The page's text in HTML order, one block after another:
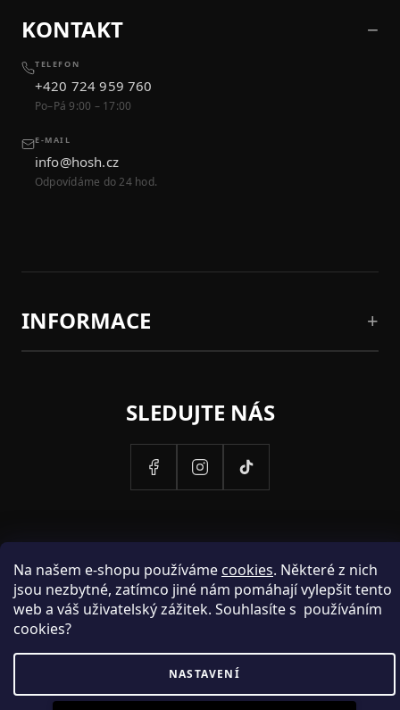
Na našem e-shopu používáme cookies. Některé z nich
jsou nezbytné, zatímco jiné nám pomáhají vylepšit tento
web a váš uživatelský zážitek. Souhlasíte s používáním
cookies?
NASTAVENÍ
KONTAKT
TELEFON
+420 724 959 760
Po–Pá 9:00 – 17:00
E-MAIL
info@hosh.cz
Odpovídáme do 24 hod.
INFORMACE
SLEDUJTE NÁS
PROVOZOVATELEM STRANEK HOSH.CZ JE SPOLECNOST PAK
FASHION S.R.O., IC: 25774701.